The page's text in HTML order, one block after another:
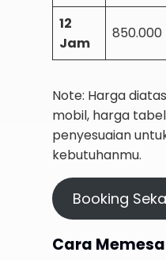
12
Jam
850.000
Note: Harga
mobil, harga
penyesuaian
kebutuhanmu.
Booking
Cara